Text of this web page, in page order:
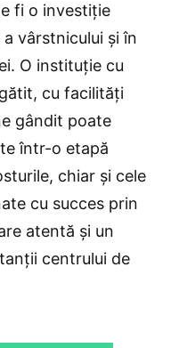
fi o investiție
vârstnicului și în
O instituție cu
cu facilități
gândit poate
într-o etapă
chiar și cele
cu succes prin
atentă și un
centrului de